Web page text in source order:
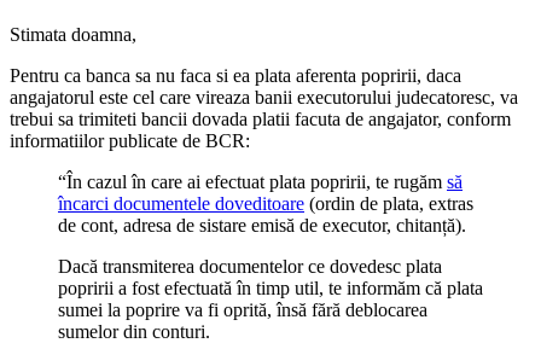
Stimata doamna,
Pentru ca banca sa nu faca si ea plata aferenta popririi, daca
angajatorul este cel care vireaza banii executorului judecatoresc, va
trebui sa trimiteti bancii dovada platii facuta de angajator, conform
informatiilor publicate de BCR:
“În cazul în care ai efectuat plata popririi, te rugăm să
încarci documentele doveditoare (ordin de plata, extras
de cont, adresa de sistare emisă de executor, chitanță).
Dacă transmiterea documentelor ce dovedesc plata
popririi a fost efectuată în timp util, te informăm că plata
sumei la poprire va fi oprită, însă fără deblocarea
sumelor din conturi.